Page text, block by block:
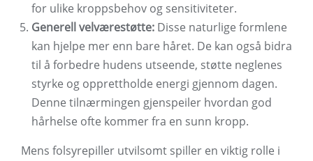
for ulike kroppsbehov og sensitiviteter.
Generell velværestøtte: Disse naturlige formlene
kan hjelpe mer enn bare håret. De kan også bidra
til å forbedre hudens utseende, støtte neglenes
styrke og opprettholde energi gjennom dagen.
Denne tilnærmingen gjenspeiler hvordan god
hårhelse ofte kommer fra en sunn kropp.
Mens folsyrepiller utvilsomt spiller en viktig rolle i